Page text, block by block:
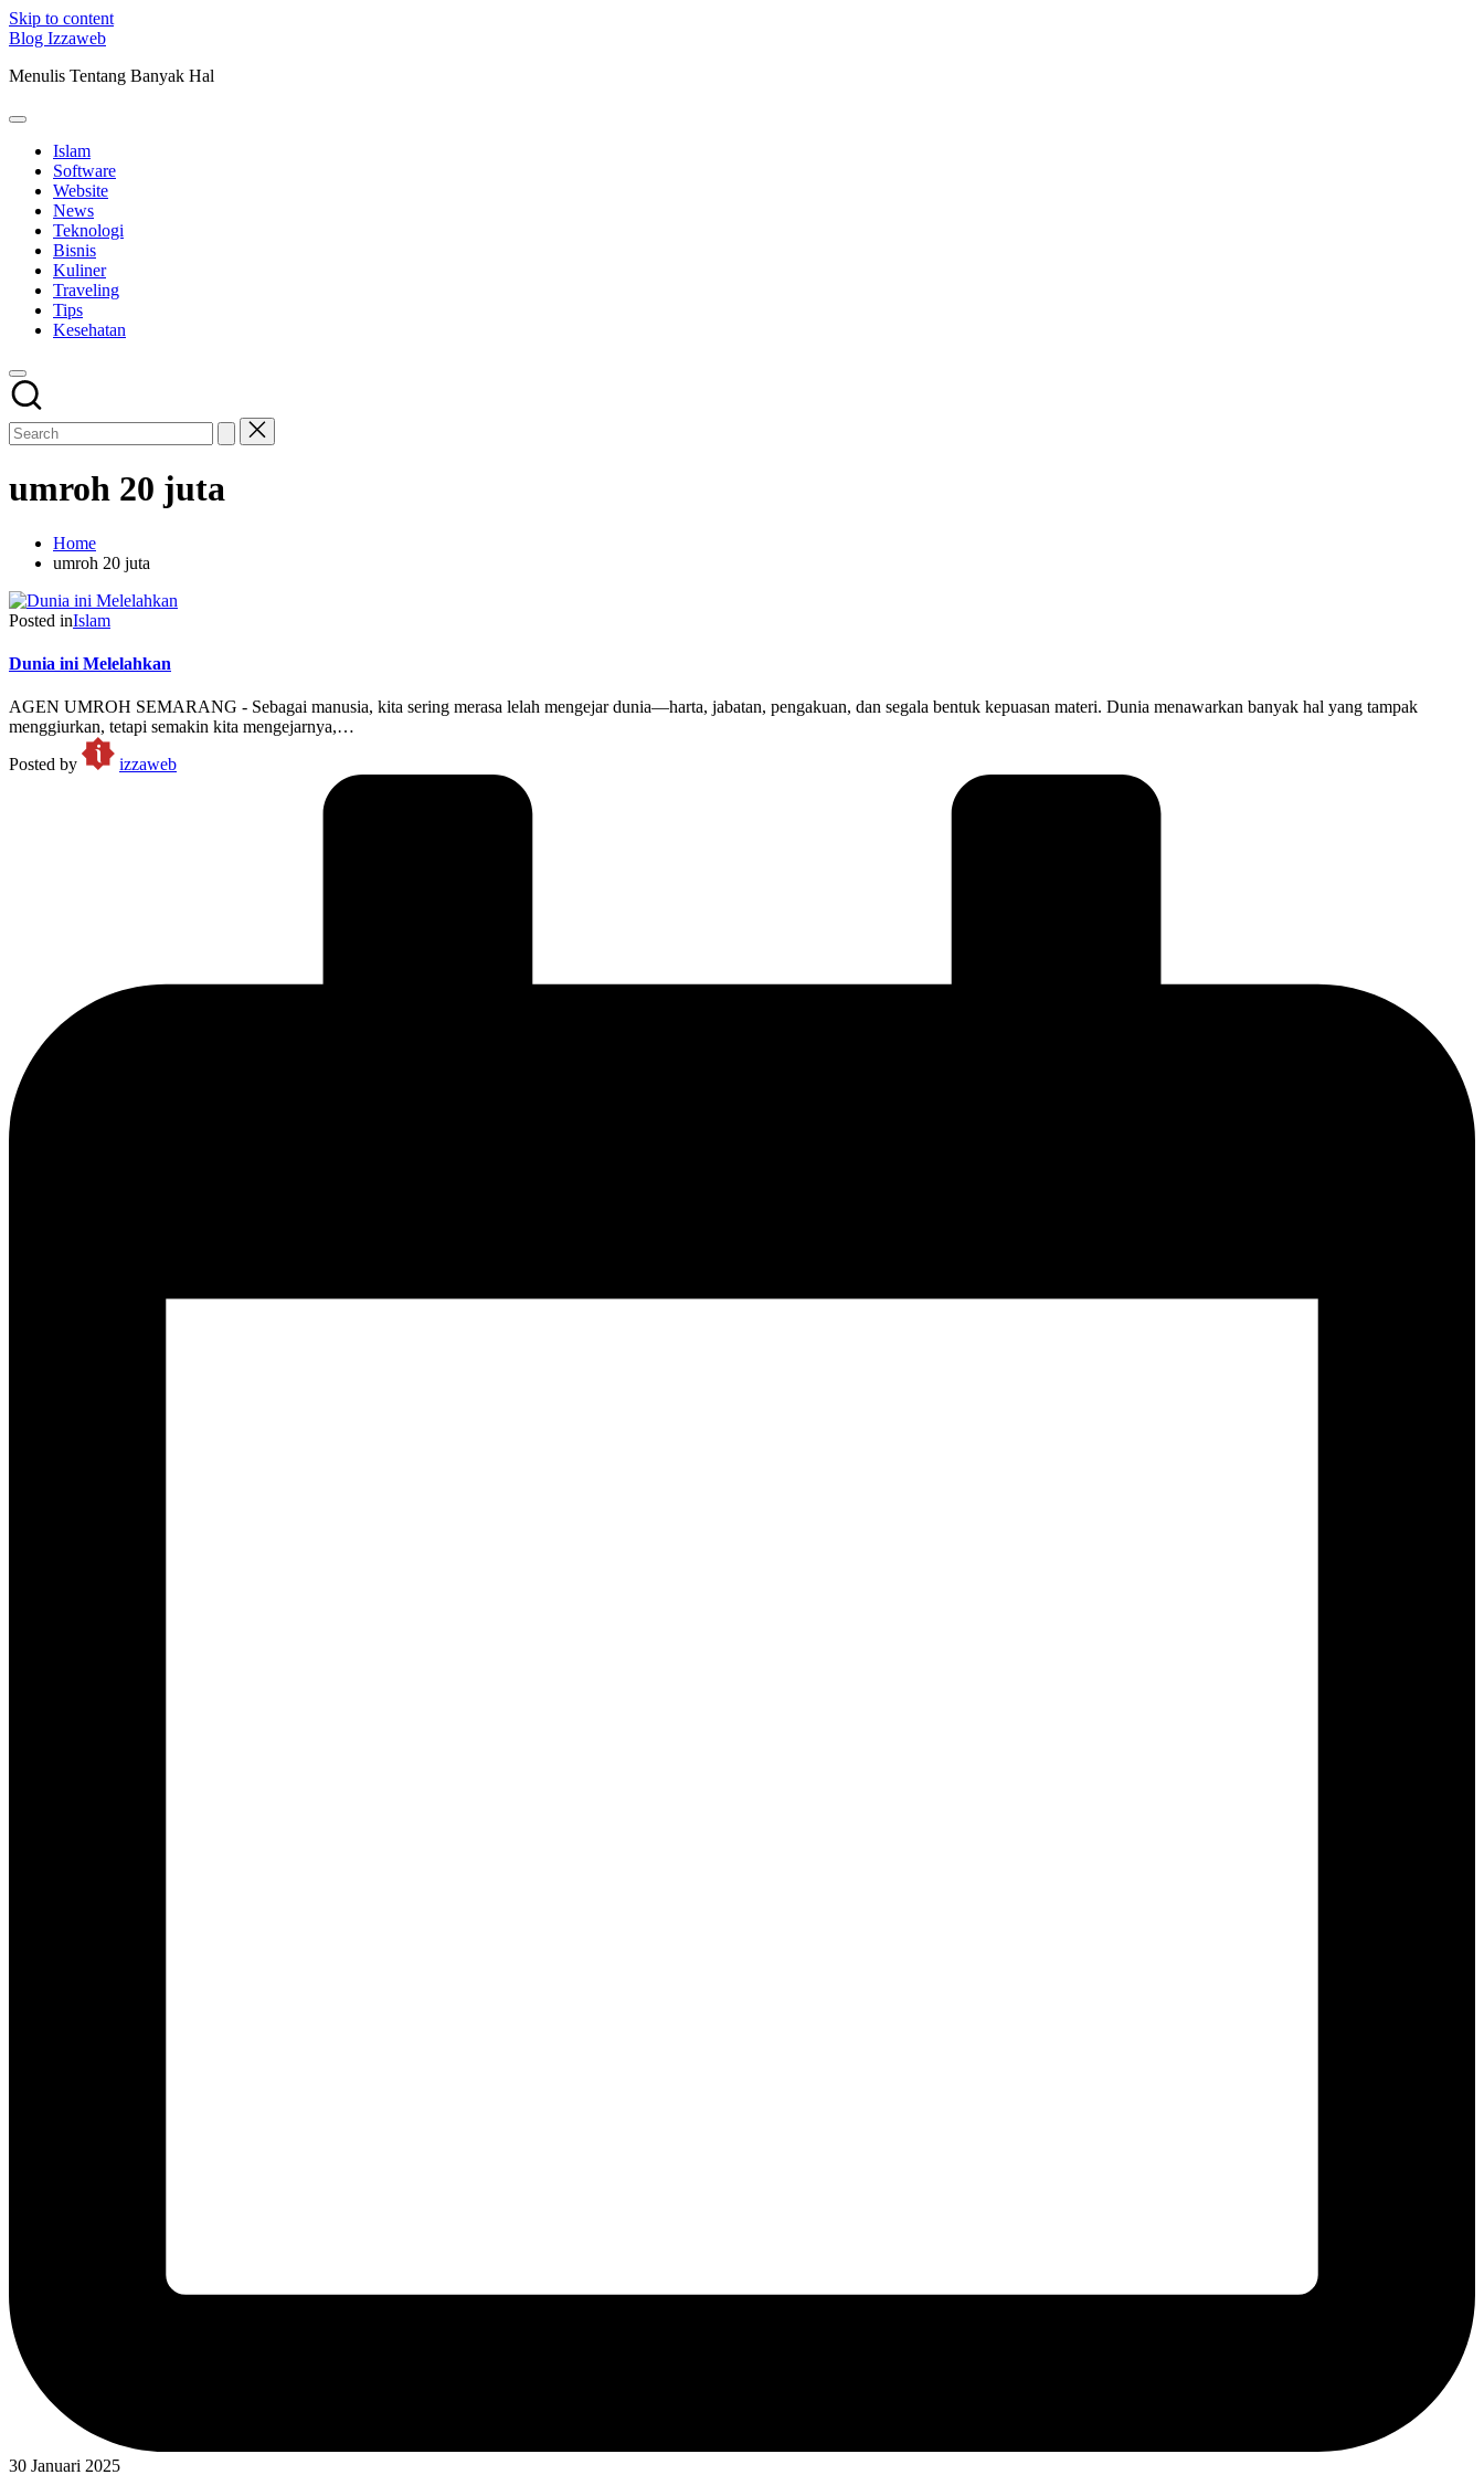
Skip to content
Blog Izzaweb
Menulis Tentang Banyak Hal
Islam
Software
Website
News
Teknologi
Bisnis
Kuliner
Traveling
Tips
Kesehatan
umroh 20 juta
Home
umroh 20 juta
Posted inIslam
Dunia ini Melelahkan
AGEN UMROH SEMARANG - Sebagai manusia, kita sering merasa lelah mengejar dunia—harta, jabatan, pengakuan, dan segala bentuk kepuasan materi. Dunia menawarkan banyak hal yang tampak
menggiurkan, tetapi semakin kita mengejarnya,…
Posted by
izzaweb
30 Januari 2025